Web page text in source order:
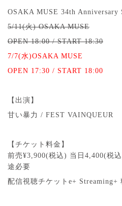
OSAKA MUSE 34th
5/11(火) OSAKA MUSE
OPEN 18:00 / START 18:30
7/7(水)OSAKA MUSE
OPEN 17:30 / START 18:00
【出演】
甘い暴力 / FEST VAINQUEUR
【チケット料金】
前売¥3,900(税込) 当日4,400(税
途必要
配信視聴チケット e+ Streaming+